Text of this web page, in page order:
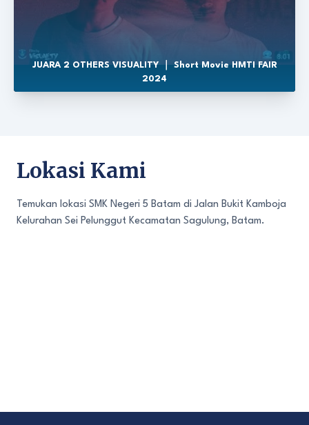
JUARA 2 OTHERS VISUALITY ｜ Short Movie HMTI FAIR
2024
Lokasi Kami
Temukan lokasi SMK Negeri 5 Batam di Jalan Bukit Kamboja
Kelurahan Sei Pelunggut Kecamatan Sagulung, Batam.